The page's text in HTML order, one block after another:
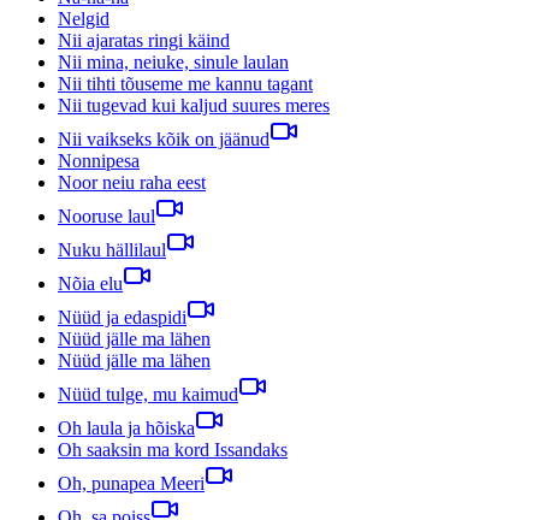
Nelgid
Nii ajaratas ringi käind
Nii mina, neiuke, sinule laulan
Nii tihti tõuseme me kannu tagant
Nii tugevad kui kaljud suures meres
Nii vaikseks kõik on jäänud
Nonnipesa
Noor neiu raha eest
Nooruse laul
Nuku hällilaul
Nõia elu
Nüüd ja edaspidi
Nüüd jälle ma lähen
Nüüd jälle ma lähen
Nüüd tulge, mu kaimud
Oh laula ja hõiska
Oh saaksin ma kord Issandaks
Oh, punapea Meeri